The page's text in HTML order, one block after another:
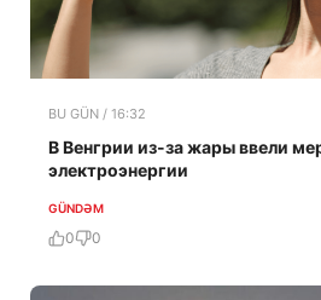
BU GÜN / 16:32
В Венгрии из-за жары ввели
электроэнергии
GÜNDƏM
0 0